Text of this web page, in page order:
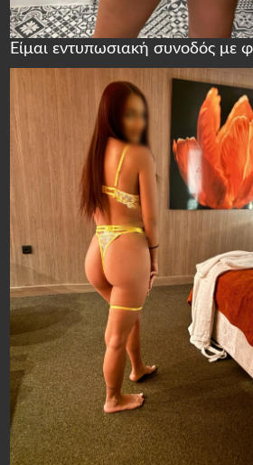
Είμαι εντυπωσιακή συνοδός με